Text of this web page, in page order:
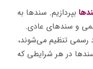
بپردازیم. سند‌ها به
و سندهای عادی.
رسمی تنظیم می‌شوند،
در هر شرایطی که